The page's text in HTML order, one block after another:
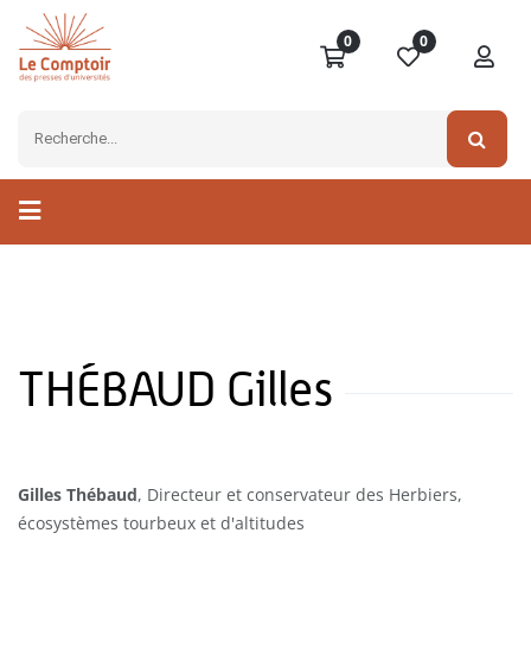
0 0
THÉBAUD Gilles
Gilles Thébaud, Directeur et conservateur des Herbiers,
écosystèmes tourbeux et d'altitudes